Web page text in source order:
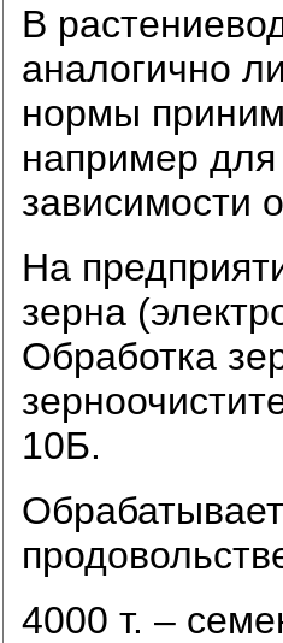
В
аналогично
нормы
например для
зависимости
На
зерна
Обработка
10Б.
4000 т. –